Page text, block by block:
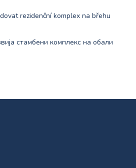
rezidenční komplex na břehu
стамбени комплекс на обали